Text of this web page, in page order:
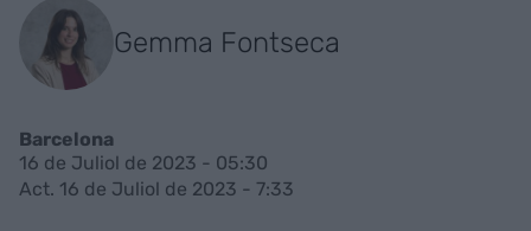
Gemma Fontseca
Barcelona
16 de Juliol de 2023 - 05:30
Act. 16 de Juliol de 2023 - 7:33